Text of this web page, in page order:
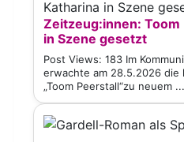
Zeitzeug:innen: Toom
in Szene gesetzt
Post Views: 183 Im
erwachte am 28.5.2026 die
„Toom Peerstall“zu neuem ...